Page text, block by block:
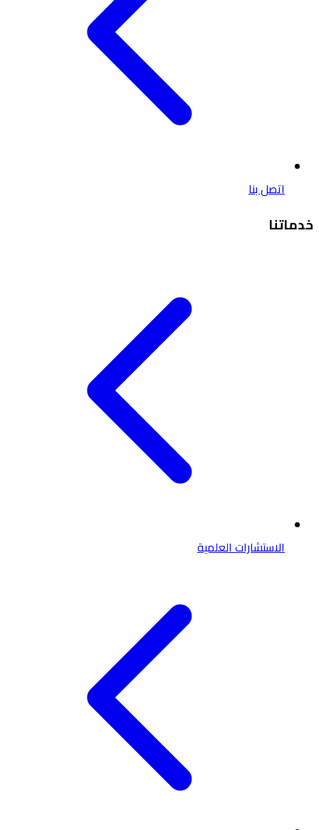
اتصل بنا
خدماتنا
الاستشارات العلمية